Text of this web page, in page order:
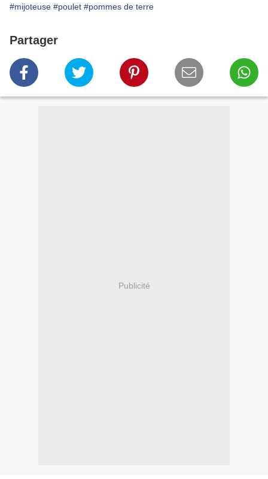
#mijoteuse #poulet #pommes de terre
Partager
Publicité